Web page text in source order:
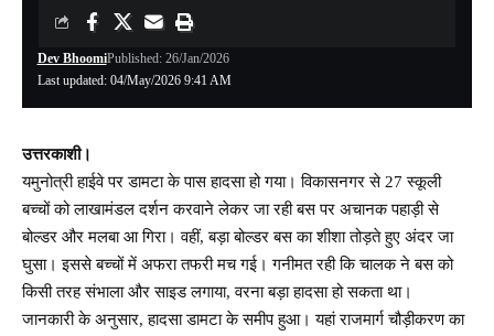
Last updated: 04/May/2026 9:41 AM
Dev BhoomiPublished: 26/Jan/2026
उत्तरकाशी।
यमुनोत्री हाईवे पर डामटा के पास हादसा हो गया। विकासनगर से 27 स्कूली
बच्चों को लाखामंडल दर्शन करवाने लेकर जा रही बस पर अचानक पहाड़ी से
बोल्डर और मलबा आ गिरा। वहीं, बड़ा बोल्डर बस का शीशा तोड़ते हुए अंदर जा
घुसा। इससे बच्चों में अफरा तफरी मच गई। गनीमत रही कि चालक ने बस को
किसी तरह संभाला और साइड लगाया, वरना बड़ा हादसा हो सकता था।
जानकारी के अनुसार, हादसा डामटा के समीप हुआ। यहां राजमार्ग चौड़ीकरण का